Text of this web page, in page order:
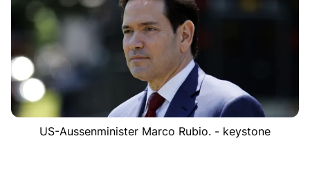
US-Aussenminister Marco Rubio. - keystone